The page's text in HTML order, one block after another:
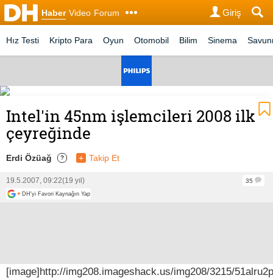
Haber Video Forum Giriş
Hız Testi Kripto Para Oyun Otomobil Bilim Sinema
Intel'in 45nm işlemcileri 2008 ilk
çeyreğinde
Erdi Özüağ ? + Takip Et
19.5.2007, 09:22(19 yıl)
35
+ DH'yi Favori Kaynağın Yap
[image]http://img208.imageshack.us/img208/3215/